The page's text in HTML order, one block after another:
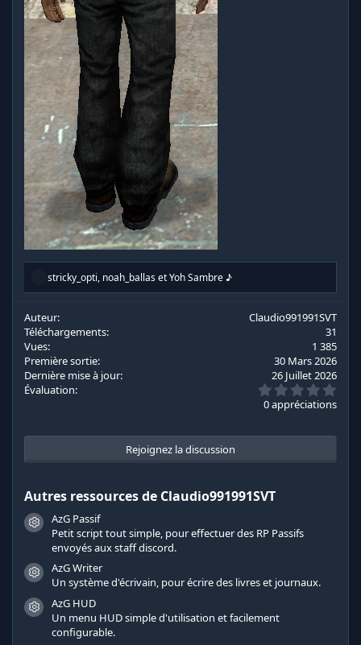
R
c
t
i
o
n
s
:
stricky_opti, noah_ballasetYoh Sambre ♪
Auteur
Claudio991991SVT
Téléchargements
31
Vues
1 385
Première sortie
30 Mars 2026
Dernière mise à jour
26 Juillet 2026
Évaluation
.
0
0 appréciations
Rejoignez la discussion
Autres ressources de Claudio991991SVT
Icône de ressource
AzG Passif
Petit script tout simple, pour effectuer des RP Passifs
envoyés aux staff discord.
Icône de ressource
AzG Writer
Un système d'écrivain, pour écrire des livres et journaux.
Icône de ressource
AzG HUD
Un menu HUD simple d'utilisation et facilement
configurable.